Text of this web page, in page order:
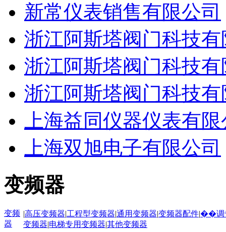
新常仪表销售有限公司
浙江阿斯塔阀门科技
浙江阿斯塔阀门科技
浙江阿斯塔阀门科技
上海益同仪器仪表有
上海双旭电子有限公司
变频器
变频
器
|高压变频器|工程型变频器|通用变频器|变频器配件|��调
变频器|电梯专用变频器|其他变频器